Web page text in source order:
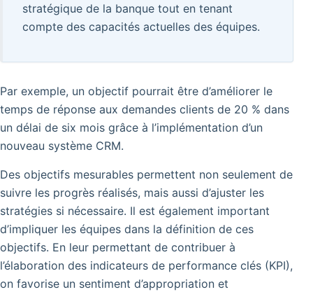
stratégique de la banque tout en tenant
compte des capacités actuelles des équipes.
Par exemple, un objectif pourrait être d’améliorer le
temps de réponse aux demandes clients de 20 % dans
un délai de six mois grâce à l’implémentation d’un
nouveau système CRM.
Des objectifs mesurables permettent non seulement de
suivre les progrès réalisés, mais aussi d’ajuster les
stratégies si nécessaire. Il est également important
d’impliquer les équipes dans la définition de ces
objectifs. En leur permettant de contribuer à
l’élaboration des indicateurs de performance clés (KPI),
on favorise un sentiment d’appropriation et